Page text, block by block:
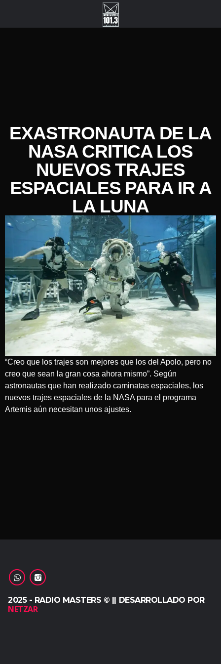
EXASTRONAUTA DE LA
NASA CRITICA LOS
NUEVOS TRAJES
ESPACIALES PARA IR A
LA LUNA
“Creo que los trajes son mejores que los del Apolo, pero no
creo que sean la gran cosa ahora mismo”. Según
astronautas que han realizado caminatas espaciales, los
nuevos trajes espaciales de la NASA para el programa
Artemis aún necesitan unos ajustes.
2025 - RADIO MASTERS © || DESARROLLADO POR
NETZAR